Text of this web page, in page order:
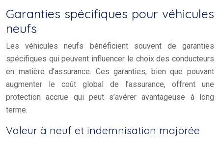
Garanties spécifiques pour véhicules
neufs
Les véhicules neufs bénéficient souvent de garanties
spécifiques qui peuvent influencer le choix des conducteurs
en matière d’assurance. Ces garanties, bien que pouvant
augmenter le coût global de l’assurance, offrent une
protection accrue qui peut s’avérer avantageuse à long
terme.
Valeur à neuf et indemnisation majorée